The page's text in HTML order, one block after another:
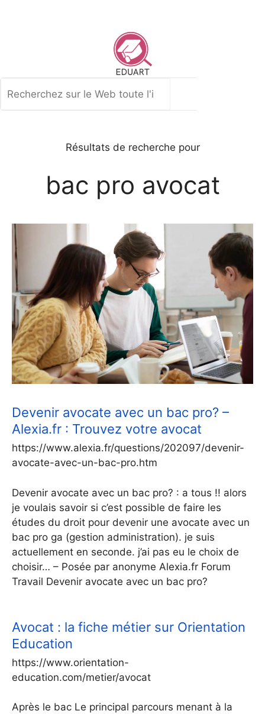
Résultats de recherche pour
bac pro avocat
Devenir avocate avec un bac pro? –
Alexia.fr : Trouvez votre avocat
https://www.alexia.fr/questions/202097/devenir-
avocate-avec-un-bac-pro.htm
Devenir avocate avec un bac pro? : a tous !! alors
je voulais savoir si c’est possible de faire les
études du droit pour devenir une avocate avec un
bac pro ga (gestion administration). je suis
actuellement en seconde. j’ai pas eu le choix de
choisir… – Posée par anonyme Alexia.fr Forum
Travail Devenir avocate avec un bac pro?
Avocat : la fiche métier sur Orientation
Education
https://www.orientation-
education.com/metier/avocat
Après le bac Le principal parcours menant à la